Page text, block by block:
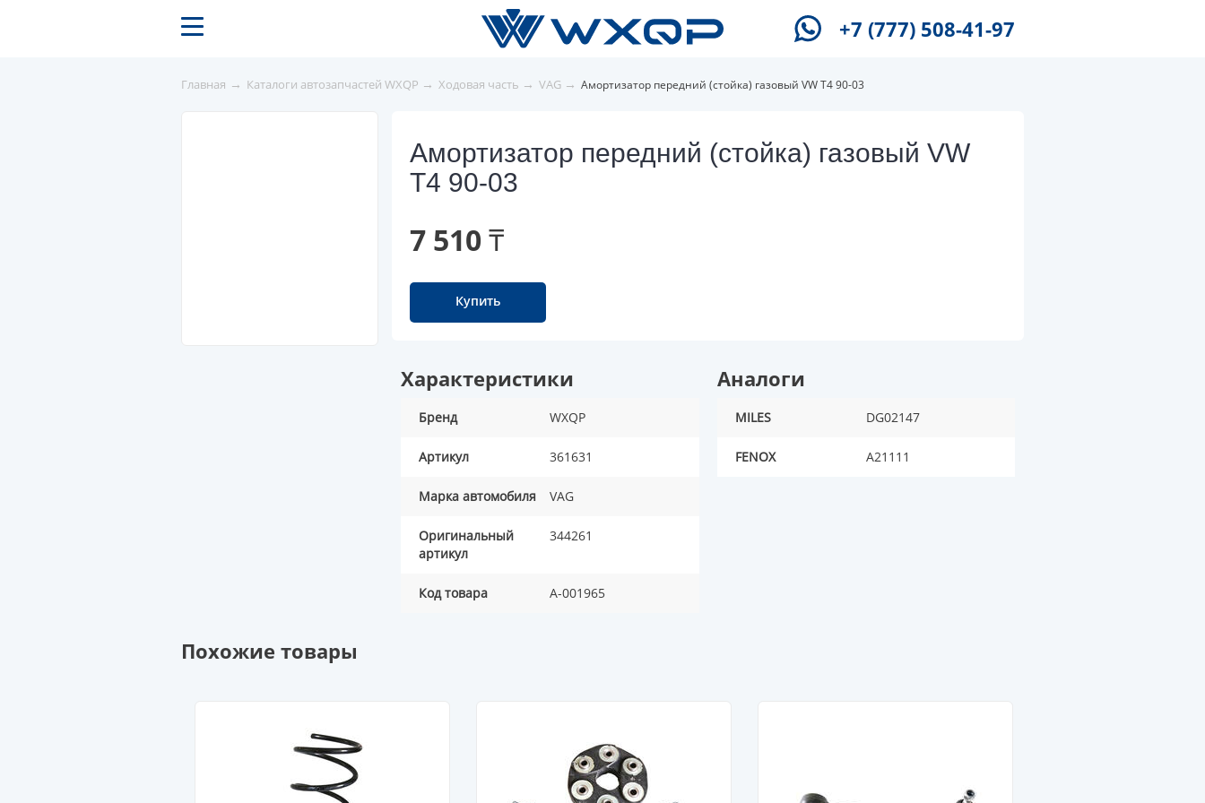
+7 (777) 508-41-97
Главная → Каталоги автозапчастей WXQP → Ходовая часть → VAG → Амортизатор передний (стойка) газовый VW T4 90-03
Амортизатор передний (стойка) газовый VW
T4 90-03
7 510 ₸
Купить
Характеристики
Бренд WXQP
Артикул 361631
Марка автомобиля VAG
Оригинальный
артикул
344261
Код товара A-001965
Аналоги
MILES DG02147
FENOX A21111
Похожие товары